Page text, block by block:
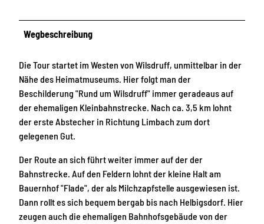
Wegbeschreibung
Die Tour startet im Westen von Wilsdruff, unmittelbar in der
Nähe des Heimatmuseums. Hier folgt man der
Beschilderung "Rund um Wilsdruff" immer geradeaus auf
der ehemaligen Kleinbahnstrecke. Nach ca. 3,5 km lohnt
der erste Abstecher in Richtung Limbach zum dort
gelegenen Gut.
Der Route an sich führt weiter immer auf der der
Bahnstrecke. Auf den Feldern lohnt der kleine Halt am
Bauernhof "Flade", der als Milchzapfstelle ausgewiesen ist.
Dann rollt es sich bequem bergab bis nach Helbigsdorf. Hier
zeugen auch die ehemaligen Bahnhofsgebäude von der